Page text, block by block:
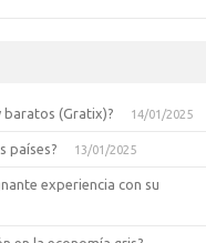
baratos (Gratix)? 14/01/2025
países? 13/01/2025
experiencia con su